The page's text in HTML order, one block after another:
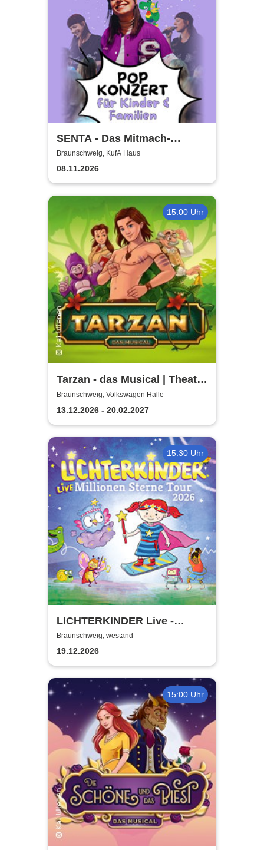
SENTA - Das Mitmach-
Popkonzert für die ganze
Familie
Braunschweig, KufA Haus
08.11.2026
15:00 Uhr
Tarzan - das Musical | Theater
Liberi
Braunschweig, Volkswagen Halle
13.12.2026 - 20.02.2027
15:30 Uhr
LICHTERKINDER Live -
Millionen Sterne Tour 2026
Braunschweig, westand
19.12.2026
15:00 Uhr